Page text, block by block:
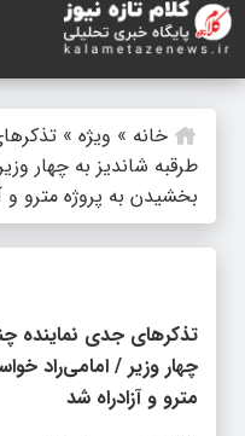
خانه » ویژه »
طرقبه شاندیز به چهار
بخشیدن به پروژه مترو و
تذکرهای جدی نماینده
چهار وزیر / امامی‌راد
مترو و آزادراه شد